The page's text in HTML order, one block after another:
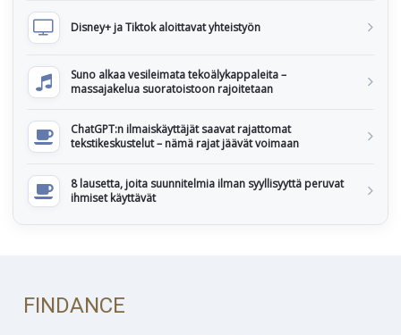
Disney+ ja Tiktok aloittavat yhteistyön
Suno alkaa vesileimata tekoälykappaleita –
massajakelua suoratoistoon rajoitetaan
ChatGPT:n ilmaiskäyttäjät saavat rajattomat
tekstikeskustelut – nämä rajat jäävät voimaan
8 lausetta, joita suunnitelmia ilman syyllisyyttä peruvat
ihmiset käyttävät
FINDANCE